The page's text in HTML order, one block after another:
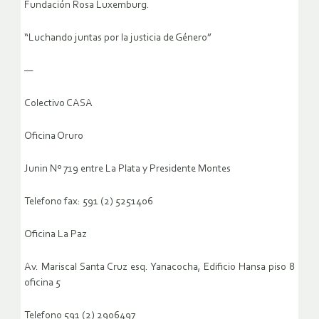
Fundación Rosa Luxemburg.
“Luchando juntas por la justicia de Género”
—
Colectivo CASA
Oficina Oruro
Junin Nº 719 entre La Plata y Presidente Montes
Telefono fax: 591 (2) 5251406
Oficina La Paz
Av. Mariscal Santa Cruz esq. Yanacocha, Edificio Hansa piso 8
oficina 5
Telefono 591 (2) 2906497